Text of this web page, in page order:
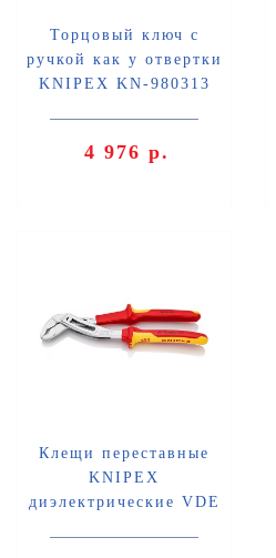
Торцовый ключ с
ручкой как у отвертки
KNIPEX KN-980313
4 976 р.
Клещи переставные
KNIPEX
диэлектрические VDE